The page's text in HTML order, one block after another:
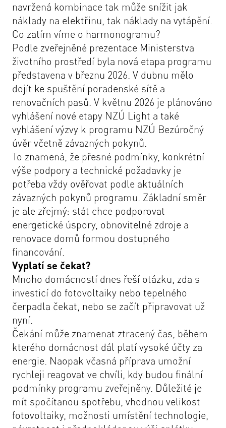
navržená kombinace tak může snížit jak
náklady na elektřinu, tak náklady na vytápění.
Co zatím víme o harmonogramu?
Podle zveřejněné prezentace Ministerstva
životního prostředí byla nová etapa programu
představena v březnu 2026. V dubnu mělo
dojít ke spuštění poradenské sítě a
renovačních pasů. V květnu 2026 je plánováno
vyhlášení nové etapy NZÚ Light a také
vyhlášení výzvy k programu NZÚ Bezúročný
úvěr včetně závazných pokynů.
To znamená, že přesné podmínky, konkrétní
výše podpory a technické požadavky je
potřeba vždy ověřovat podle aktuálních
závazných pokynů programu. Základní směr
je ale zřejmý: stát chce podporovat
energetické úspory, obnovitelné zdroje a
renovace domů formou dostupného
financování.
Vyplatí se čekat?
Mnoho domácností dnes řeší otázku, zda s
investicí do fotovoltaiky nebo tepelného
čerpadla čekat, nebo se začít připravovat už
nyní.
Čekání může znamenat ztracený čas, během
kterého domácnost dál platí vysoké účty za
energie. Naopak včasná příprava umožní
rychleji reagovat ve chvíli, kdy budou finální
podmínky programu zveřejněny. Důležité je
mít spočítanou spotřebu, vhodnou velikost
fotovoltaiky, možnosti umístění technologie,